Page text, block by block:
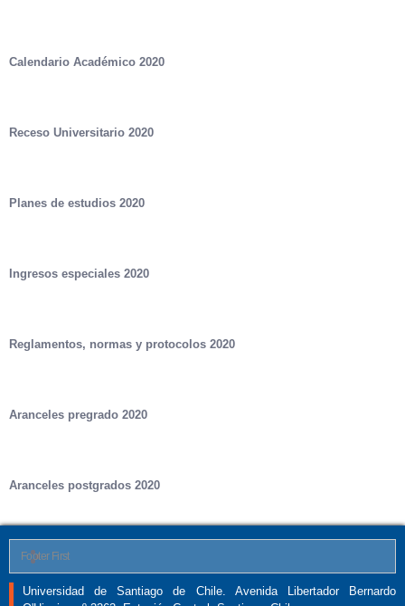
Calendario Académico 2020
Receso Universitario 2020
Planes de estudios 2020
Ingresos especiales 2020
Reglamentos, normas y protocolos 2020
Aranceles pregrado 2020
Aranceles postgrados 2020
Footer First
Universidad de Santiago de Chile. Avenida Libertador Bernardo